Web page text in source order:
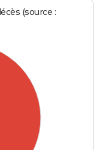
(source :